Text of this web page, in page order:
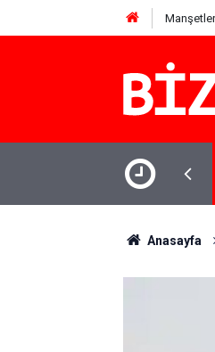
Manşetler
Miraç yaşamını yitirdi:
Anasayfa